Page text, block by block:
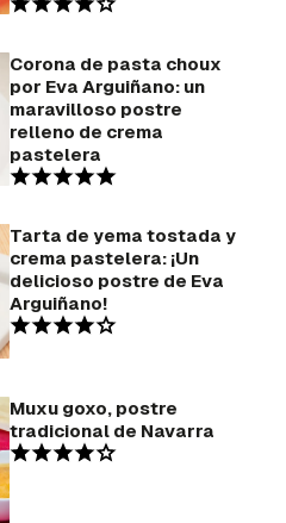
cuenta de Hogarmanía.
CANCELAR
Corona de pasta choux
por Eva Arguiñano: un
maravilloso postre
relleno de crema
pastelera
Tarta de yema tostada y
crema pastelera: ¡Un
delicioso postre de Eva
Arguiñano!
Muxu goxo, postre
tradicional de Navarra